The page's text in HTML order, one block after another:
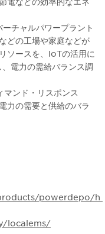
ャルパワープラント
どの工場や家庭などが
ソースを、IoTの活用に
電力の需給バランス調
ンド・リスポンス
力の需要と供給のバラ
powerdepo/h
localems/